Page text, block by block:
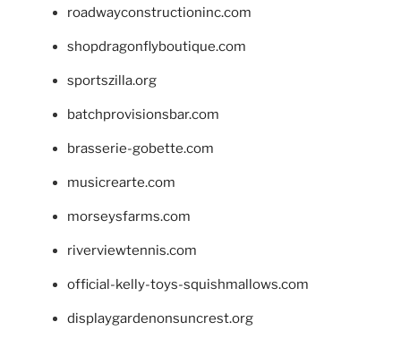
roadwayconstructioninc.com
shopdragonflyboutique.com
sportszilla.org
batchprovisionsbar.com
brasserie-gobette.com
musicrearte.com
morseysfarms.com
riverviewtennis.com
official-kelly-toys-squishmallows.com
displaygardenonsuncrest.org